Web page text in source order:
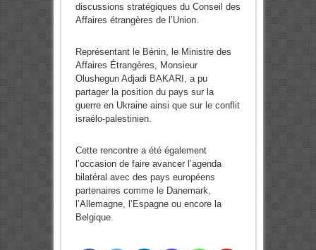
discussions stratégiques du Conseil des
Affaires étrangères de l’Union.
Représentant le Bénin, le Ministre des
Affaires Étrangères, Monsieur
Olushegun Adjadi BAKARI, a pu
partager la position du pays sur la
guerre en Ukraine ainsi que sur le conflit
israélo-palestinien.
Cette rencontre a été également
l’occasion de faire avancer l’agenda
bilatéral avec des pays européens
partenaires comme le Danemark,
l’Allemagne, l’Espagne ou encore la
Belgique.